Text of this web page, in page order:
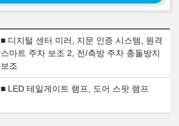
■ 디지털 센터 미러, 지문 인증 시스템, 원격
스마트 주차 보조 2, 전/측방 주차 충돌방지
보조
■ LED 테일게이트 램프, 도어 스팟 램프